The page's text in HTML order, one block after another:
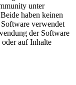
unter
haben keinen
verwendet
der Software
auf Inhalte